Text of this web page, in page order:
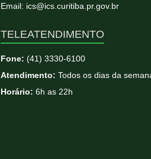
Email: ics@ics.curitiba.pr.gov.br
TELEATENDIMENTO
Fone: (41) 3330-6100
Atendimento: Todos os dias da
Horário: 6h as 22h